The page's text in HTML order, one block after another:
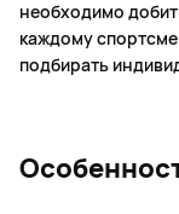
необходимо
каждому
подбирать